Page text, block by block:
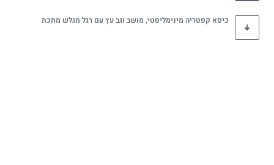
כיסא קפטריה מינימליסטי, מושב וגב עץ עם רגל מגלש מתכת